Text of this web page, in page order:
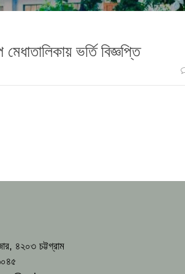
ভর্তি বিজ্ঞপ্তি
৪২০৩ চট্টগ্রাম